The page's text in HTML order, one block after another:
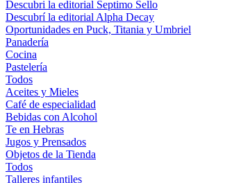
Descubri la editorial Septimo Sello
Descubrí la editorial Alpha Decay
Oportunidades en Puck, Titania y Umbriel
Panadería
Cocina
Pastelería
Todos
Aceites y Mieles
Café de especialidad
Bebidas con Alcohol
Te en Hebras
Jugos y Prensados
Objetos de la Tienda
Todos
Talleres infantiles